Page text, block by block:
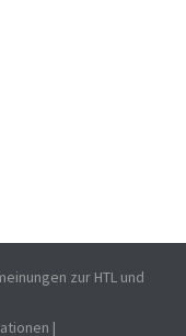
zur HTL und
|